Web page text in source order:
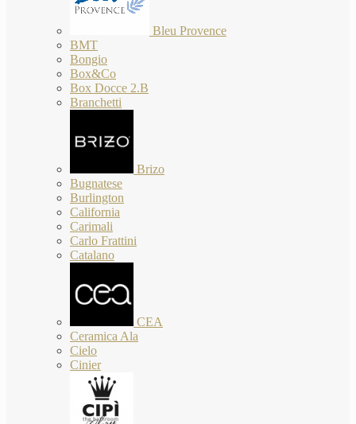
Bleu Provence
BMT
Bongio
Box&Co
Box Docce 2.B
Branchetti
Brizo
Bugnatese
Burlington
California
Carimali
Carlo Frattini
Catalano
CEA
Ceramica Ala
Cielo
Cinier